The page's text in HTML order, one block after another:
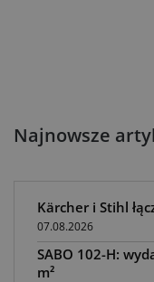
Najnowsze
Kärcher i Stihl
07.08.2026
SABO 102-H:
m²